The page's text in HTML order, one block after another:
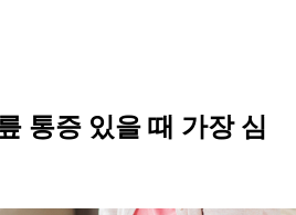
통증 있을 때 가장 심